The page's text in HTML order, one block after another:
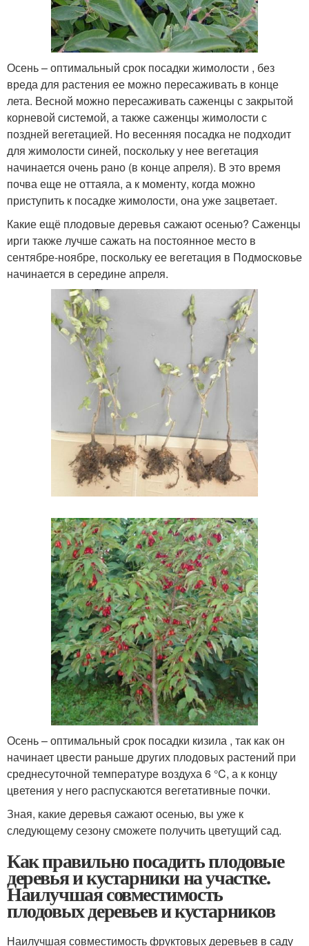
Осень – оптимальный срок посадки жимолости , без
вреда для растения ее можно пересаживать в конце
лета. Весной можно пересаживать саженцы с закрытой
корневой системой, а также саженцы жимолости с
поздней вегетацией. Но весенняя посадка не подходит
для жимолости синей, поскольку у нее вегетация
начинается очень рано (в конце апреля). В это время
почва еще не оттаяла, а к моменту, когда можно
приступить к посадке жимолости, она уже зацветает.
Какие ещё плодовые деревья сажают осенью? Саженцы
ирги также лучше сажать на постоянное место в
сентябре-ноябре, поскольку ее вегетация в Подмосковье
начинается в середине апреля.
Осень – оптимальный срок посадки кизила , так как он
начинает цвести раньше других плодовых растений при
среднесуточной температуре воздуха 6 °C, а к концу
цветения у него распускаются вегетативные почки.
Зная, какие деревья сажают осенью, вы уже к
следующему сезону сможете получить цветущий сад.
Как правильно посадить плодовые
деревья и кустарники на участке.
Наилучшая совместимость
плодовых деревьев и кустарников
Наилучшая совместимость фруктовых деревьев в саду